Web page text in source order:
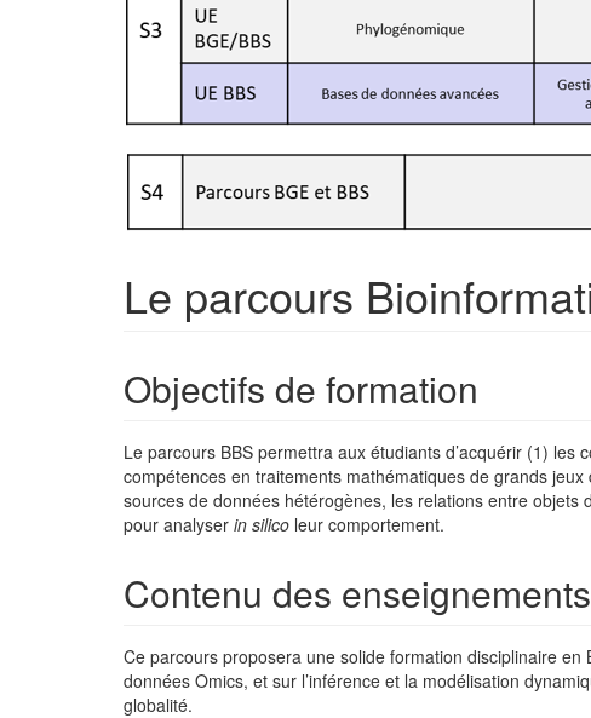
Le parcours
Objectifs de formation
Le parcours BBS permettra aux étudiants d’acquérir (1)
compétences en traitements mathématiques de grands
sources de données hétérogènes, les relations entre
pour analyser in silico leur comportement.
Contenu des enseignements
Ce parcours proposera une solide formation disciplinaire
données Omics, et sur l’inférence et la modélisation
globalité.